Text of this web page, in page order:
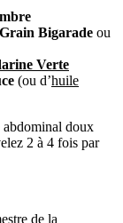
Bigarade ou
Verte
(ou d’huile
abdominal doux
2 à 4 fois par
de la